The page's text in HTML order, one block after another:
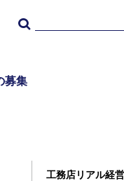
募集
工務店リアル経